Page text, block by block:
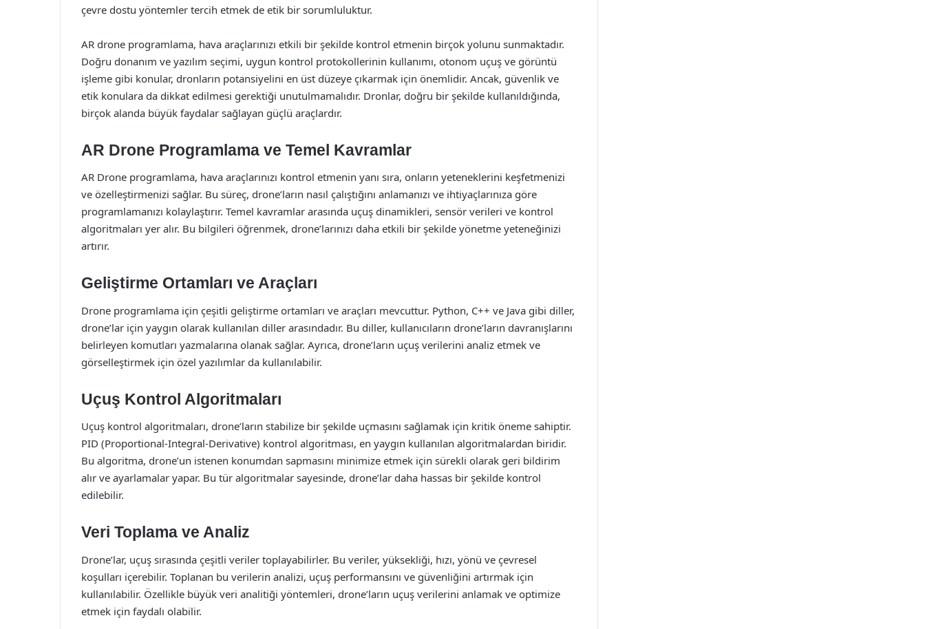
çevre dostu yöntemler tercih etmek de etik bir sorumluluktur.
AR drone programlama, hava araçlarınızı etkili bir şekilde kontrol etmenin birçok yolunu sunmaktadır.
Doğru donanım ve yazılım seçimi, uygun kontrol protokollerinin kullanımı, otonom uçuş ve görüntü
işleme gibi konular, dronların potansiyelini en üst düzeye çıkarmak için önemlidir. Ancak, güvenlik ve
etik konulara da dikkat edilmesi gerektiği unutulmamalıdır. Dronlar, doğru bir şekilde kullanıldığında,
birçok alanda büyük faydalar sağlayan güçlü araçlardır.
AR Drone Programlama ve Temel Kavramlar
AR Drone programlama, hava araçlarınızı kontrol etmenin yanı sıra, onların yeteneklerini keşfetmenizi
ve özelleştirmenizi sağlar. Bu süreç, drone’ların nasıl çalıştığını anlamanızı ve ihtiyaçlarınıza göre
programlamanızı kolaylaştırır. Temel kavramlar arasında uçuş dinamikleri, sensör verileri ve kontrol
algoritmaları yer alır. Bu bilgileri öğrenmek, drone’larınızı daha etkili bir şekilde yönetme yeteneğinizi
artırır.
Geliştirme Ortamları ve Araçları
Drone programlama için çeşitli geliştirme ortamları ve araçları mevcuttur. Python, C++ ve Java gibi diller,
drone’lar için yaygın olarak kullanılan diller arasındadır. Bu diller, kullanıcıların drone’ların davranışlarını
belirleyen komutları yazmalarına olanak sağlar. Ayrıca, drone’ların uçuş verilerini analiz etmek ve
görselleştirmek için özel yazılımlar da kullanılabilir.
Uçuş Kontrol Algoritmaları
Uçuş kontrol algoritmaları, drone’ların stabilize bir şekilde uçmasını sağlamak için kritik öneme sahiptir.
PID (Proportional-Integral-Derivative) kontrol algoritması, en yaygın kullanılan algoritmalardan biridir.
Bu algoritma, drone’un istenen konumdan sapmasını minimize etmek için sürekli olarak geri bildirim
alır ve ayarlamalar yapar. Bu tür algoritmalar sayesinde, drone’lar daha hassas bir şekilde kontrol
edilebilir.
Veri Toplama ve Analiz
Drone’lar, uçuş sırasında çeşitli veriler toplayabilirler. Bu veriler, yüksekliği, hızı, yönü ve çevresel
koşulları içerebilir. Toplanan bu verilerin analizi, uçuş performansını ve güvenliğini artırmak için
kullanılabilir. Özellikle büyük veri analitiği yöntemleri, drone’ların uçuş verilerini anlamak ve optimize
etmek için faydalı olabilir.